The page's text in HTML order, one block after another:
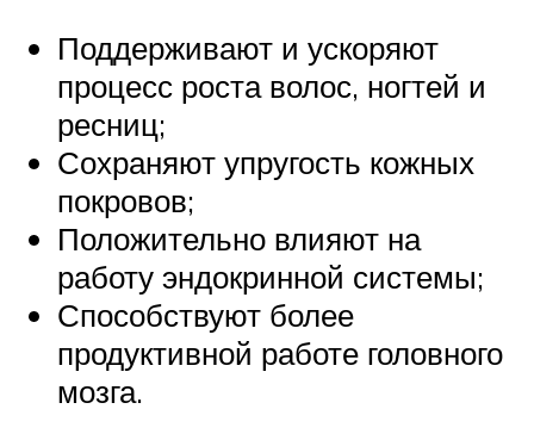
Поддерживают и ускоряют
процесс роста волос, ногтей и
ресниц;
Сохраняют упругость кожных
покровов;
Положительно влияют на
работу эндокринной системы;
Способствуют более
продуктивной работе головного
мозга.